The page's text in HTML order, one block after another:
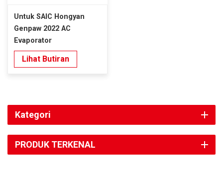
Untuk SAIC Hongyan
Genpaw 2022 AC
Evaporator
Lihat Butiran
Kategori
PRODUK TERKENAL